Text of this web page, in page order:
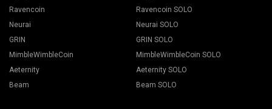
เลือกซอฟต์แวร์การขุดที่เหมาะสม พบซอฟต์แวร์การขุดที่แนะนำ
Ravencoin
Neurai
GRIN
MimbleWimbleCoin
Aeternity
Beam
Ravencoin SOLO
Neurai SOLO
GRIN SOLO
MimbleWimbleCoin SOLO
Aeternity SOLO
Beam SOLO